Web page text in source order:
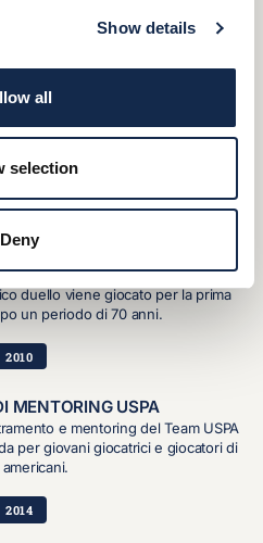
Show details
all
selection
Deny
UNITED STATES POLO
Beach ospita il 100° anniversario
Polo Association.
2008
SI GIOCA IN AMERICA
Polo Association of England
duello viene giocato per la prima
un periodo di 70 anni.
2010
MENTORING USPA
e mentoring del Team USPA
per giovani giocatrici e giocatori di
2014